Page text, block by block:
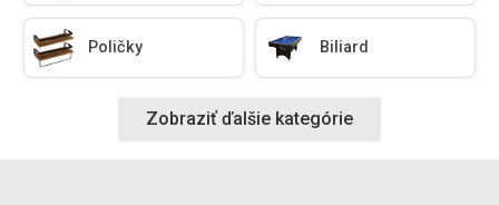
Poličky Biliard
Zobraziť ďalšie kategórie